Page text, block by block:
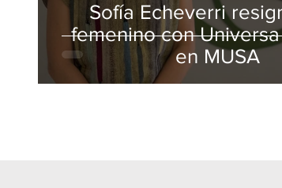
Sofía Echeverri
femenino con Universa
en MUSA